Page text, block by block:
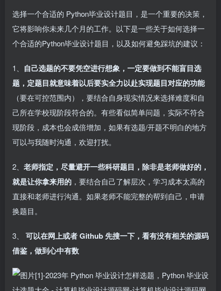
选择一个合适的 Python毕业设计题目，是一个重要的决策，
它将影响你未来几个月的工作。以下是一些关于如何选择一
个合适的Python毕业设计题目，以及如何避免踩坑的建议：
1、 自己选题的不要凭空进行想象，一定要做到不能盲目选
题，定题目就意味着以后要实全力以赴实现题目对应的功能
（要在可控范围内），要结合自身现实情况来选择难度和自
己所在学校现阶段符合的。有些看似简单问题，实际不符合
现阶段，成本也会成倍增加，如果有选题/开题不明白的地方
可以与我随时沟通，欢迎打扰。
2、 老师指定，尽量避开一些科研题目，除非是老师做好的，
就是让你拿来用的 ，要结合自己了解层次，学习成本太高的
直接和老师进行沟通。如果老师不能完整的帮到自己，申请
换题目。
3、 可以在网上或者 Github 先搜一下，看有没有相关的源码
借鉴，做到心中有数